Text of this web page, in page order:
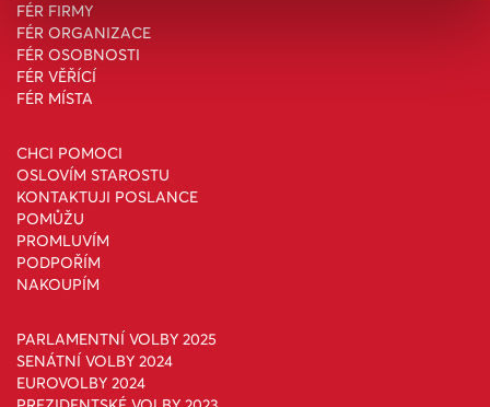
FÉR FIRMY
FÉR ORGANIZACE
FÉR OSOBNOSTI
FÉR VĚŘÍCÍ
FÉR MÍSTA
CHCI POMOCI
OSLOVÍM STAROSTU
KONTAKTUJI POSLANCE
POMŮŽU
PROMLUVÍM
PODPOŘÍM
NAKOUPÍM
PARLAMENTNÍ VOLBY 2025
SENÁTNÍ VOLBY 2024
EUROVOLBY 2024